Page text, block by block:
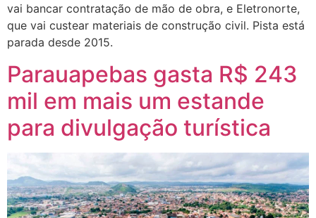
vai bancar contratação de mão de obra, e Eletronorte,
que vai custear materiais de construção civil. Pista está
parada desde 2015.
Parauapebas gasta R$ 243
mil em mais um estande
para divulgação turística